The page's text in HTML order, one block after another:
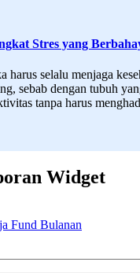
Stres yang
harus selalu menjaga
sebab dengan tubuh
tanpa harus
Widget
Fund Bulanan